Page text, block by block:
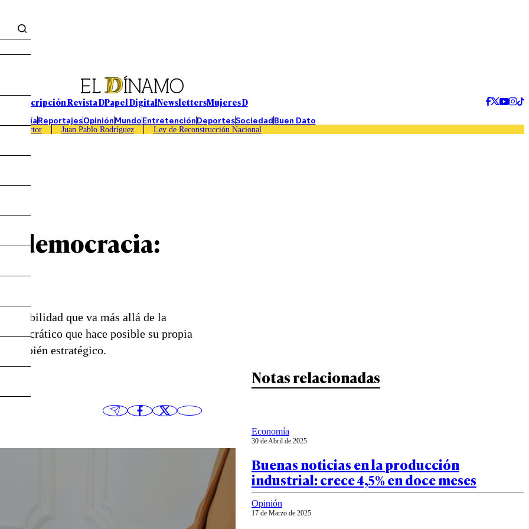
Suscripción Revista DPapel DigitalNewslettersMujeres D
EconomíaReportajesOpiniónMundoEntretenciónDeportesSociedadBuen Dato
Caso Sartor Juan Pablo Rodríguez Ley de Reconstrucción Nacional
democracia:
que va más allá de la
que hace posible su propia
también estratégico.
Notas relacionadas
Economía
30 de Abril de 2025
Buenas noticias en la producción
industrial: crece 4,5% en doce meses
Opinión
17 de Marzo de 2025